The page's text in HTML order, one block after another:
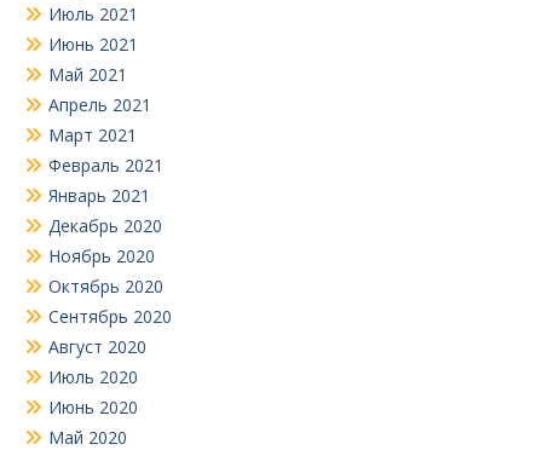
Июль 2021
Июнь 2021
Май 2021
Апрель 2021
Март 2021
Февраль 2021
Январь 2021
Декабрь 2020
Ноябрь 2020
Октябрь 2020
Сентябрь 2020
Август 2020
Июль 2020
Июнь 2020
Май 2020